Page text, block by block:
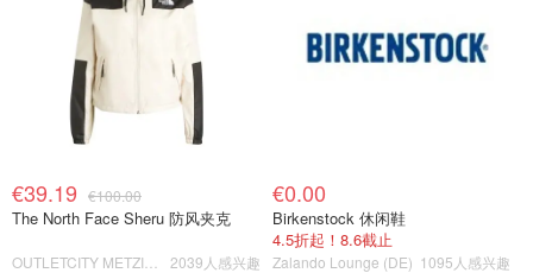
€39.19 €100.00
The North Face Sheru 防风夹克
2039人感兴趣
€0.00
Birkenstock 休闲鞋
4.5折起！8.6截止
Zalando Lounge (DE) 1095人感兴趣